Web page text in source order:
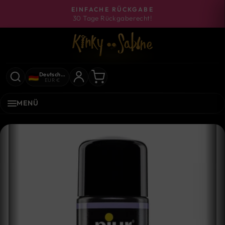
Inhalt
Pause
Diashow
EINFACHE RÜCKGABE
30 Tage Rückgaberecht!
Deutschland
EUR €
MENÜ